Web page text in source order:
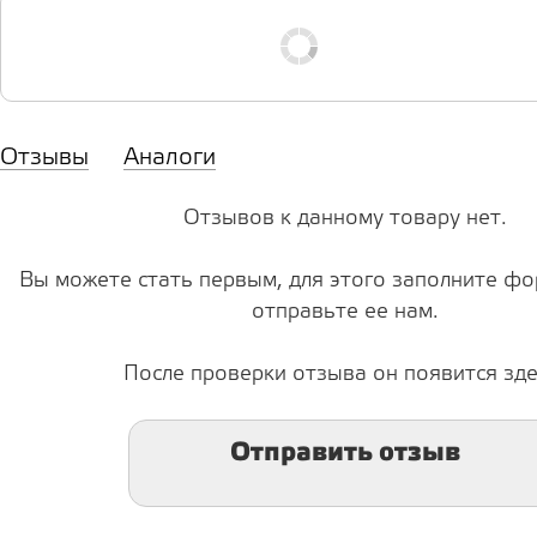
Отзывы Аналоги
Отзывов к данному товару нет.
Вы можете стать первым, для этого заполните
отправьте ее нам.
После проверки отзыва он появится
Отправить отзыв